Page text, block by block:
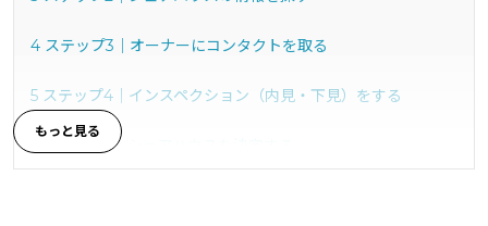
4 ステップ3｜オーナーにコンタクトを取る
5 ステップ4｜インスペクション（内見・下見）をする
ステップ5｜シェアハウスを決定する